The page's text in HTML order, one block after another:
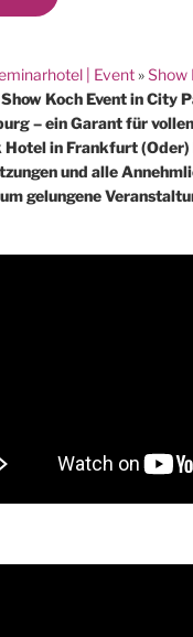
| Event»Show
Koch Event in City
– ein Garant für
Hotel in Frankfurt
und alle
gelungene